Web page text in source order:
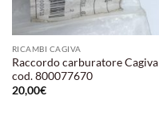
RICAMBI CAGIVA
Raccordo carburatore Cagiva
cod. 800077670
20,00€